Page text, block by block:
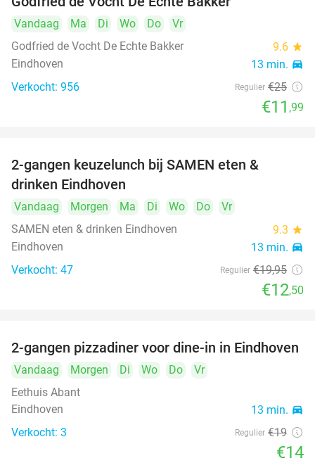
Vandaag Ma Di Wo Do
Vr
Godfried de Vocht De Echte Bakker
9.6 star
Eindhoven 13 min. directions_car
Verkocht: 956 Regulier €25
€11 ,99
2-gangen keuzelunch bij SAMEN eten &
drinken Eindhoven
Vandaag Morgen Ma Di Wo Do
Vr
SAMEN eten & drinken Eindhoven
9.3 star
Eindhoven 13 min. directions_car
Verkocht: 47 Regulier €19,95
€12,50
26%
2-gangen pizzadiner voor dine-in in Eindhoven
Vandaag Morgen Di Wo Do
Vr
Eethuis Abant
Eindhoven
13 min. directions_car
Verkocht: 3 Regulier €19
€14